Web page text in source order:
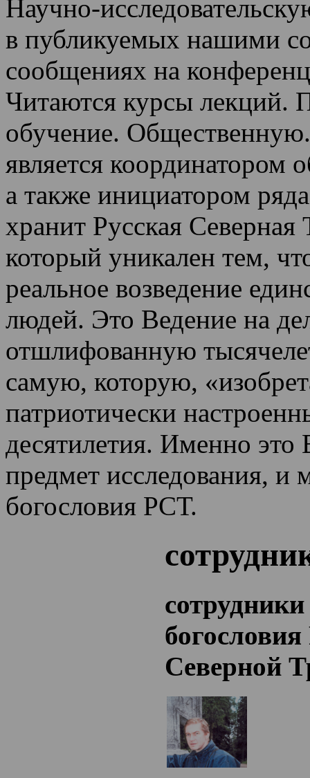
Научно-
в публикуемых нашими
сообщениях на
Читаются курсы лекций.
обучение.
является
а также инициатором
хранит Русская
который уникален тем,
реальное возведение
людей. Это Ведение на
отшлифованную
самую, которую,
патриотически
десятилетия. Именно это
предмет исследования, и
богословия РСТ.
Северной